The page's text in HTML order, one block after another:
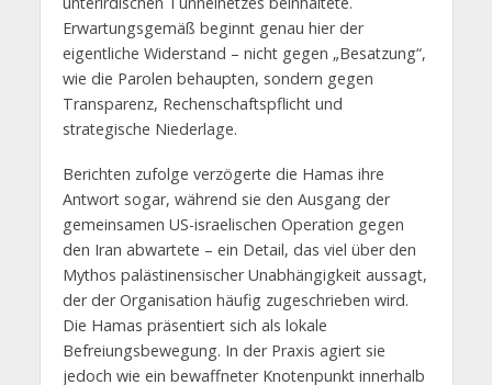
Erwartungsgemäß beginnt genau hier der
eigentliche Widerstand – nicht gegen „Besatzung“,
wie die Parolen behaupten, sondern gegen
Transparenz, Rechenschaftspflicht und
strategische Niederlage.
Berichten zufolge verzögerte die Hamas ihre
Antwort sogar, während sie den Ausgang der
gemeinsamen US-israelischen Operation gegen
den Iran abwartete – ein Detail, das viel über den
Mythos palästinensischer Unabhängigkeit aussagt,
der der Organisation häufig zugeschrieben wird.
Die Hamas präsentiert sich als lokale
Befreiungsbewegung. In der Praxis agiert sie
jedoch wie ein bewaffneter Knotenpunkt innerhalb